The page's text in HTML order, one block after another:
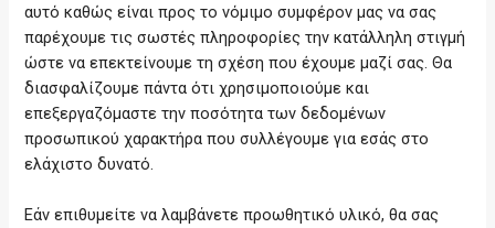
αυτό καθώς είναι προς το νόμιμο συμφέρον μας να σας
παρέχουμε τις σωστές πληροφορίες την κατάλληλη στιγμή
ώστε να επεκτείνουμε τη σχέση που έχουμε μαζί σας. Θα
διασφαλίζουμε πάντα ότι χρησιμοποιούμε και
επεξεργαζόμαστε την ποσότητα των δεδομένων
προσωπικού χαρακτήρα που συλλέγουμε για εσάς στο
ελάχιστο δυνατό.
Εάν επιθυμείτε να λαμβάνετε προωθητικό υλικό, θα σας